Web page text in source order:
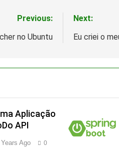
Previous:
no Ubuntu
Next:
Eu criei o
Aplicação
API
Ago 0